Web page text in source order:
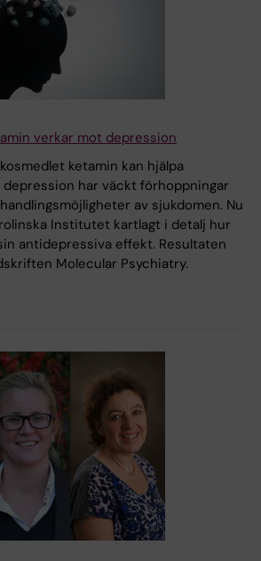
verkar mot depression
ketamin kan hjälpa
har väckt förhoppningar
av sjukdomen. Nu
Institutet kartlagt i detalj hur
antidepressiva effekt. Resultaten
Molecular Psychiatry.